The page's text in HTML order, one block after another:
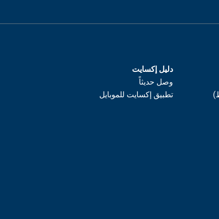
دليل إكسايت
وصل حديثاً
تطبيق إكسايت للموبايل